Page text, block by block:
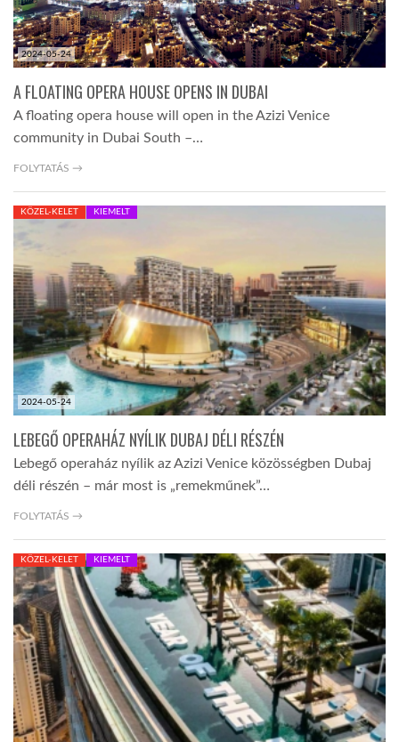
2024-05-24
A FLOATING OPERA HOUSE OPENS IN DUBAI
A floating opera house will open in the Azizi Venice
community in Dubai South –…
FOLYTATÁS →
2024-05-24
KÖZEL-KELET KIEMELT
LEBEGŐ OPERAHÁZ NYÍLIK DUBAJ DÉLI RÉSZÉN
Lebegő operaház nyílik az Azizi Venice közösségben Dubaj
déli részén – már most is „remekműnek”…
FOLYTATÁS →
KÖZEL-KELET KIEMELT